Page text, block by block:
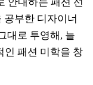
안내하는 패션 선
공부한 디자이너
대로 투영해, 늘
인 패션 미학을 창